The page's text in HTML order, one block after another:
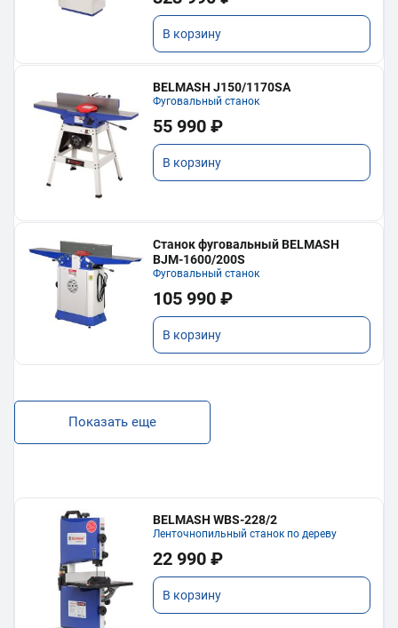
В корзину
BELMASH J150/1170SA
Фуговальный станок
55 990 ₽
В корзину
Станок фуговальный BELMASH
BJM-1600/200S
Фуговальный станок
105 990 ₽
В корзину
Показать еще
BELMASH WBS-228/2
Ленточнопильный станок по дереву
22 990 ₽
В корзину